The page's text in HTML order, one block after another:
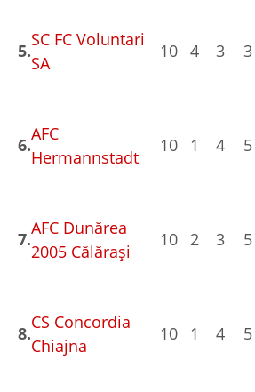
5.
SC FC Voluntari
SA
10 4 3 3
6.
AFC
Hermannstadt
10 1 4 5
7.
AFC Dunărea
2005 Călăraşi
10 2 3 5
8.
CS Concordia
Chiajna
10 1 4 5